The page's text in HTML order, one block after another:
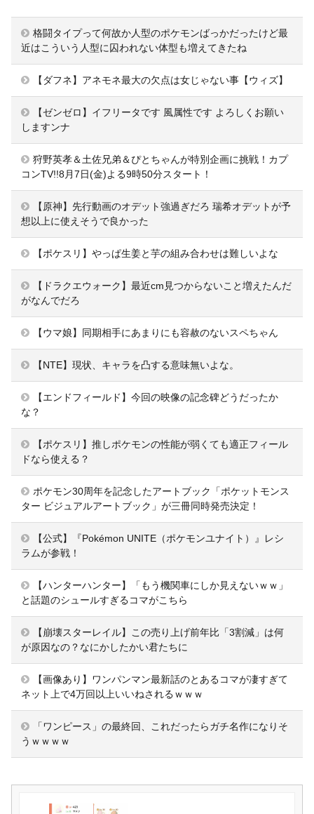
格闘タイプって何故か人型のポケモンばっかだったけど最
近はこういう人型に囚われない体型も増えてきたね
【ダフネ】アネモネ最大の欠点は女じゃない事【ウィズ】
【ゼンゼロ】イフリータです 風属性です よろしくお願い
しますンナ
狩野英孝＆土佐兄弟＆ぴとちゃんが特別企画に挑戦！カプ
コンTV!!8月7日(金)よる9時50分スタート！
【原神】先行動画のオデット強過ぎだろ 瑞希オデットが予
想以上に使えそうで良かった
【ポケスリ】やっぱ生姜と芋の組み合わせは難しいよな
【ドラクエウォーク】最近cm見つからないこと増えたんだ
がなんでだろ
【ウマ娘】同期相手にあまりにも容赦のないスペちゃん
【NTE】現状、キャラを凸する意味無いよな。
【エンドフィールド】今回の映像の記念碑どうだったか
な？
【ポケスリ】推しポケモンの性能が弱くても適正フィール
ドなら使える？
ポケモン30周年を記念したアートブック「ポケットモンス
ター ビジュアルアートブック」が三冊同時発売決定！
【公式】『Pokémon UNITE（ポケモンユナイト）』レシ
ラムが参戦！
【ハンターハンター】「もう機関車にしか見えないｗｗ」
と話題のシュールすぎるコマがこちら
【崩壊スターレイル】この売り上げ前年比「3割減」は何
が原因なの？なにかしたかい君たちに
【画像あり】ワンパンマン最新話のとあるコマが凄すぎて
ネット上で4万回以上いいねされるｗｗｗ
「ワンピース」の最終回、これだったらガチ名作になりそ
うｗｗｗｗ